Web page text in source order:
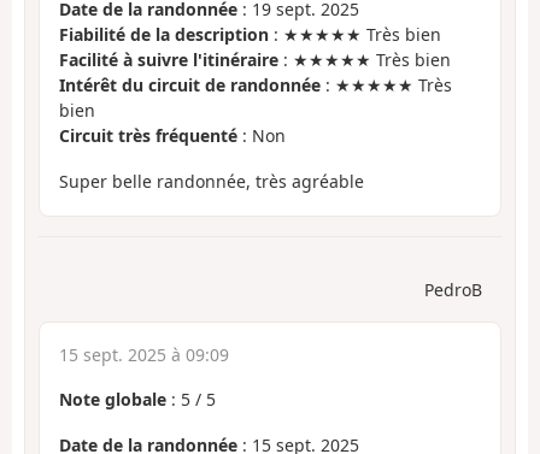
Date de la randonnée : 19 sept. 2025
Fiabilité de la description : ★★★★★ Très bien
Facilité à suivre l'itinéraire : ★★★★★ Très bien
Intérêt du circuit de randonnée : ★★★★★ Très
bien
Circuit très fréquenté : Non
Super belle randonnée, très agréable
PedroB
15 sept. 2025 à 09:09
Note globale : 5 / 5
Date de la randonnée : 15 sept. 2025